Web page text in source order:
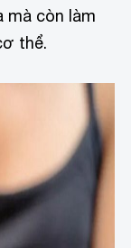
mà còn làm
thể.